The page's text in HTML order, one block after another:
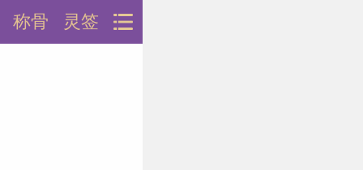
灵签
称骨